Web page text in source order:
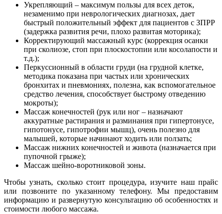
Укрепляющий – максимум пользы для всех деток,
незаменимо при неврологических диагнозах, дает
быстрый положительный эффект для пациентов с ЗПРР
(задержка развития речи, плохо развитая моторика);
Корректирующий массажный курс (коррекция осанки
при сколиозе, стоп при плоскостопии или косолапости и
т.д.);
Перкуссионный в области груди (на грудной клетке,
методика показана при частых или хронических
бронхитах и пневмониях, полезна, как вспомогательное
средство лечения, способствует быстрому отведению
мокроты);
Массаж конечностей (рук или ног – назначают
аккуратные растирания и разминания при гипертонусе,
гипотонусе, гипотрофии мышц), очень полезно для
малышей, которые начинают ходить или ползать;
Массаж нижних конечностей и живота (назначается при
пупочной грыже);
Массаж шейно-воротниковой зоны.
Чтобы узнать, сколько стоит процедура, изучите наш прайс
или позвоните по указанному телефону. Мы предоставим
информацию и развернутую консультацию об особенностях и
стоимости любого массажа.